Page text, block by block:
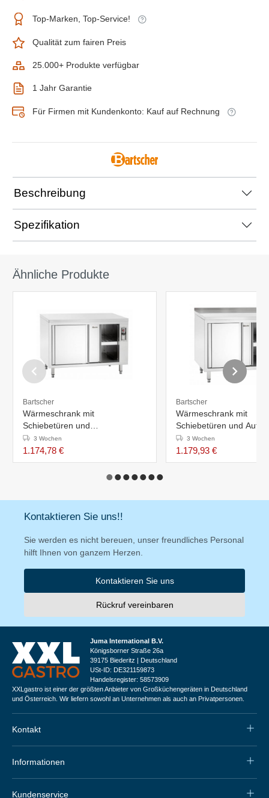
Top-Marken, Top-Service!
Qualität zum fairen Preis
25.000+ Produkte verfügbar
1 Jahr Garantie
Für Firmen mit Kundenkonto: Kauf auf Rechnung
Beschreibung
Spezifikation
Ähnliche Produkte
Bartscher
Wärmeschrank mit
Schiebetüren und
Zwischenboden
-1000x700x(h)850-900mm -
230V
3 Wochen
1.174,78 €
Bartscher
Wärmeschrank mit
Schiebetüren und
-1000x700x(h)850-
230V
3 Wochen
1.179,93 €
Kontaktieren Sie uns!!
Sie werden es nicht bereuen, unser freundliches Personal
hilft Ihnen von ganzem Herzen.
Kontaktieren Sie uns
Rückruf vereinbaren
Juma International B.V.
Königsborner Straße 26a
39175 Biederitz | Deutschland
USt-ID: DE321159873
Handelsregister: 58573909
XXLgastro ist einer der größten Anbieter von Großküchengeräten in Deutschland
und Österreich. Wir liefern sowohl an Unternehmen als auch an Privatpersonen.
Kontakt
Informationen
Kundenservice